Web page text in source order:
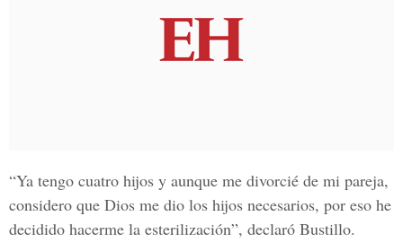
“Ya tengo cuatro hijos y aunque me divorcié de mi pareja,
considero que Dios me dio los hijos necesarios, por eso he
decidido hacerme la esterilización”, declaró Bustillo.